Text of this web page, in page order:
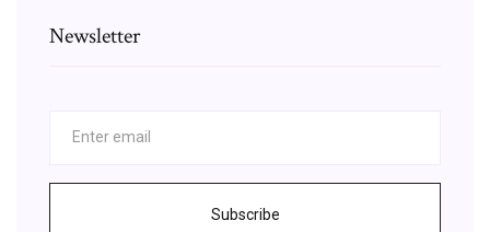
Newsletter
Subscribe